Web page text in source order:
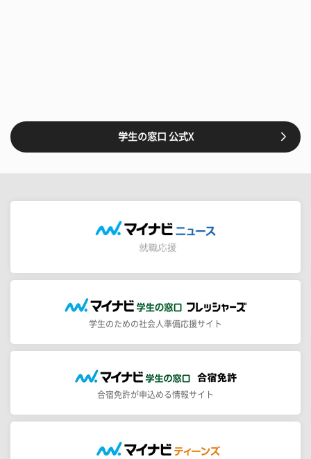
学生の窓口 公式X
学生のための社会人準備応援サイト
合宿免許が申込める情報サイト